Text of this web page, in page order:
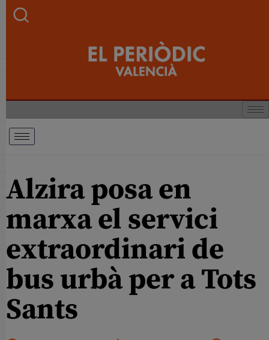
Alzira posa en
marxa el servici
extraordinari de
bus urbà per a Tots
Sants